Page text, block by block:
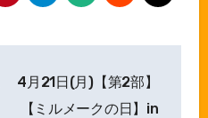
4月21日(月)【第2部】
【ミルメークの日】in